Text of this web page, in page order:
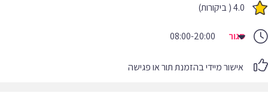
4.0 ( ביקורות)
סגור 08:00-20:00
אישור מיידי בהזמנת תור או פגישה